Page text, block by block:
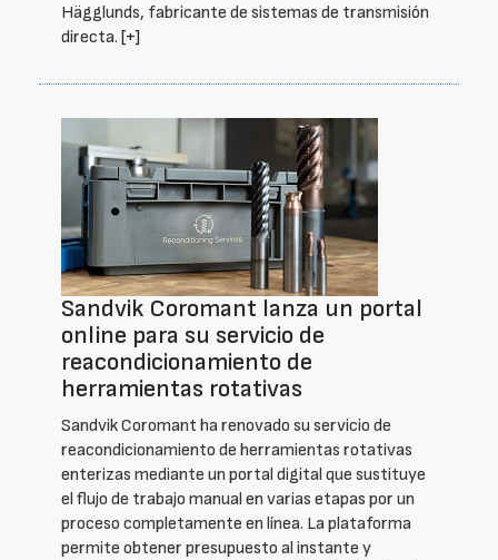
Hägglunds, fabricante de sistemas de transmisión
directa. [+]
Sandvik Coromant lanza un portal
online para su servicio de
reacondicionamiento de
herramientas rotativas
Sandvik Coromant ha renovado su servicio de
reacondicionamiento de herramientas rotativas
enterizas mediante un portal digital que sustituye
el flujo de trabajo manual en varias etapas por un
proceso completamente en línea. La plataforma
permite obtener presupuesto al instante y